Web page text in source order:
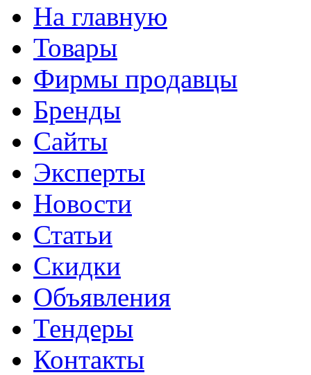
На главную
Товары
Фирмы продавцы
Бренды
Сайты
Эксперты
Новости
Статьи
Скидки
Объявления
Тендеры
Контакты